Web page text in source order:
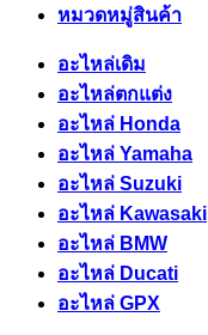
หมวดหมู่สินค้า
อะไหล่เดิม
อะไหล่ตกแต่ง
อะไหล่ Honda
อะไหล่ Yamaha
อะไหล่ Suzuki
อะไหล่ Kawasaki
อะไหล่ BMW
อะไหล่ Ducati
อะไหล่ GPX